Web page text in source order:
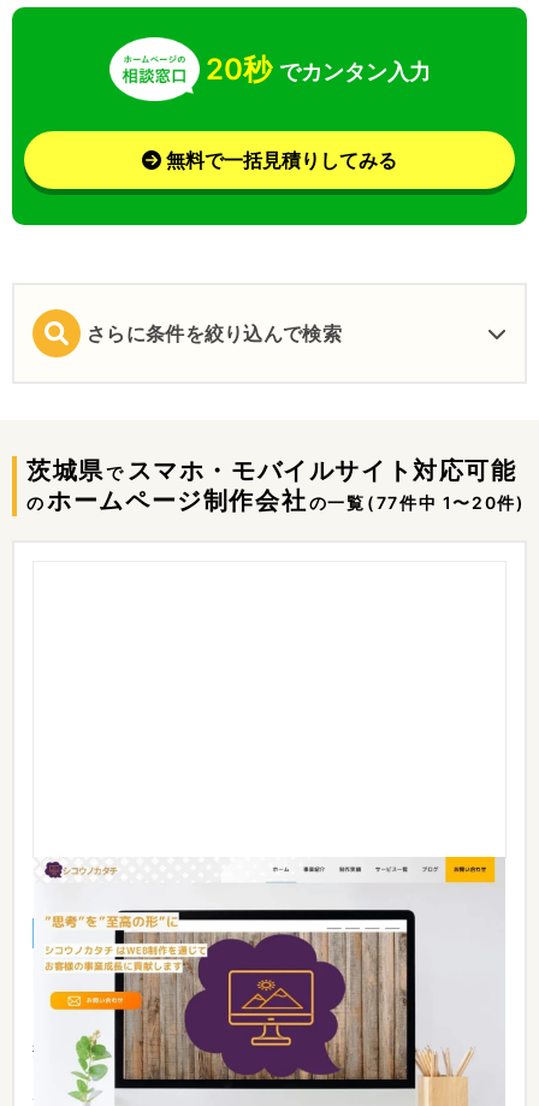
20秒 でカンタン入力
無料で一括見積りしてみる
さらに条件を絞り込んで検索
茨城県で スマホ・モバイルサイト対応可能
のホームページ制作会社の一覧 (77件中 1〜20件)
シコウノカタチ
資料あり 実績あり
料金あり
お客様に寄り添ったWEB制作を強みとする制作会社です。
「WEB制作」が目的ではなく、 「事業を成長させる」ことが
目的と認識しています。 そのため、その点に注力した行動・
提案をできるようパートナーとして努力しております。 実際
にWEBページを作るだけでなく 「どうやって販売に繋げる
か...続きを見る